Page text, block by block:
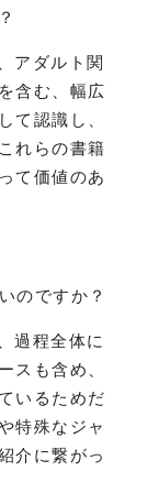
アダルト関
含む、幅広
て認識し、
れらの書籍
て価値のあ
のですか？
過程全体に
スも含め、
いるためだ
特殊なジャ
介に繋がっ